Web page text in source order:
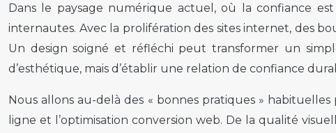
Dans le paysage numérique actuel, où la confiance
internautes. Avec la prolifération des sites internet, des
Un design soigné et réfléchi peut transformer un
d’esthétique, mais d’établir une relation de confiance
Nous allons au-delà des « bonnes pratiques »
ligne et l’optimisation conversion web. De la qualité